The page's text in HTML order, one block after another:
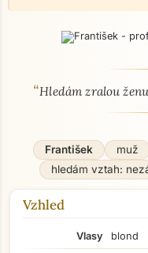
O mně - seznamka
“Hledám zralou
František muž
hledám vztah:
Vzhled
Vlasy
blond